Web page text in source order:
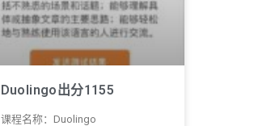
Duolingo出分1155
课程名称：Duolingo